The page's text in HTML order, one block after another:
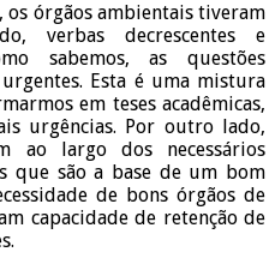
os órgãos ambientais tiveram
verbas decrescentes e
sabemos, as questões
Esta é uma mistura
em teses acadêmicas,
urgências. Por outro lado,
ao largo dos necessários
que são a base de um bom
de bons órgãos de
capacidade de retenção de